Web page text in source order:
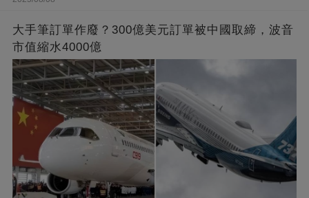
大手筆訂單作廢？300億美元訂單被中國取締，波音
市值縮水4000億